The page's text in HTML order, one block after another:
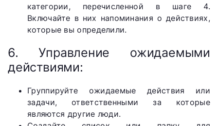
категории, перечисленной в шаге 4.
Включайте в них напоминания о действиях,
которые вы определили.
6. Управление ожидаемыми
действиями:
Группируйте ожидаемые действия или
задачи, ответственными за которые
являются другие люди.